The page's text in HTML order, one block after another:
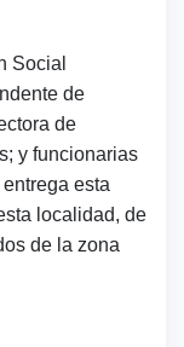
Social
de
de
y funcionarias
esta
localidad, de
de la zona